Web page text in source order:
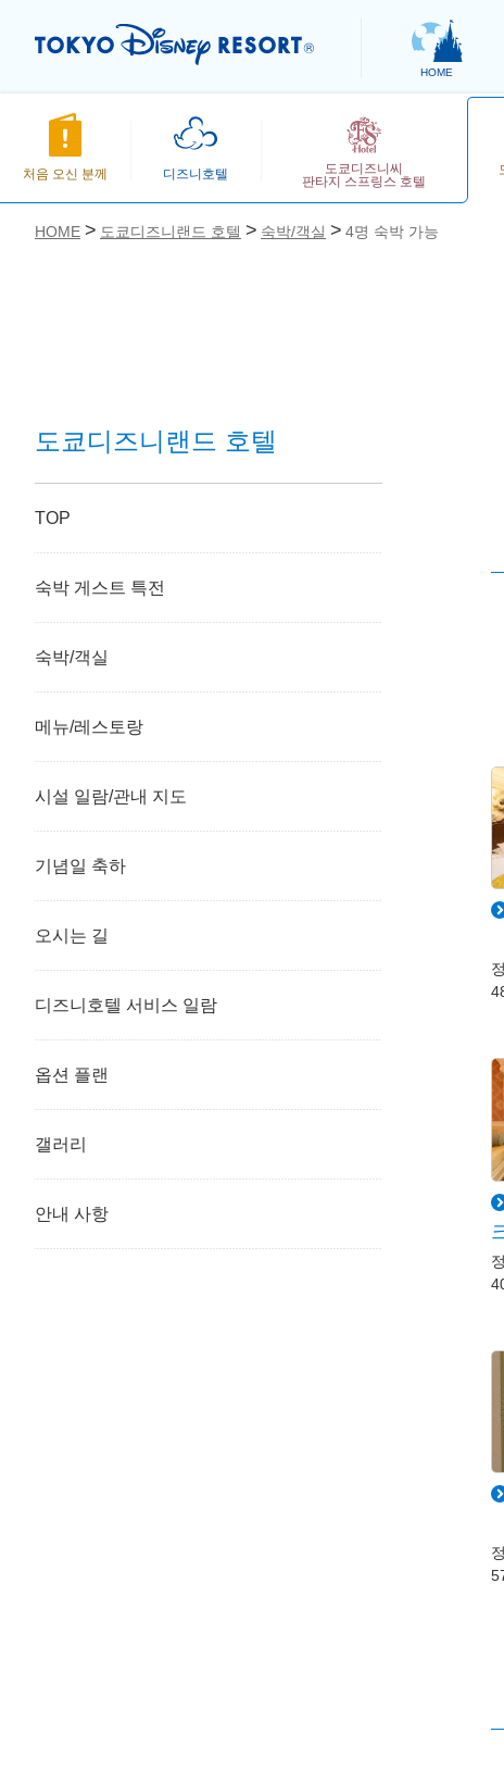
HOME
처음 오신 분께 디즈니호텔
도쿄디즈니씨
판타지 스프링스 호텔
HOME 도쿄디즈니랜드 호텔 숙박/객실 4명 숙박 가능
도쿄디즈니랜드 호텔
TOP
숙박 게스트 특전
숙박/객실
메뉴/레스토랑
시설 일람/관내 지도
기념일 축하
오시는 길
디즈니호텔 서비스 일람
옵션 플랜
갤러리
안내 사항